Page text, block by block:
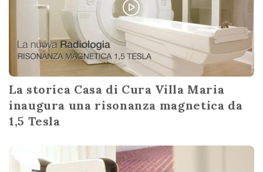
La storica Casa di Cura Villa Maria
inaugura una risonanza magnetica da
1,5 Tesla